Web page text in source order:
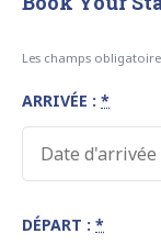
Les champs
ARRIVÉE : *
DÉPART : *